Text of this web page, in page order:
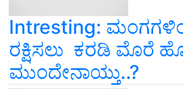
Intresting:
ರಕ್ಷಿಸಲು ಕರಡಿ ಮೊರೆ
ಮುಂದೇನಾಯ್ತು..?